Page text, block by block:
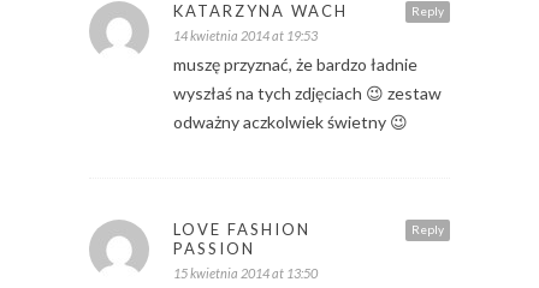
Reply
KATARZYNA WACH
14 kwietnia 2014 at 19:53
muszę przyznać, że bardzo ładnie
wyszłaś na tych zdjęciach 😉 zestaw
odważny aczkolwiek świetny 😉
Reply
LOVE FASHION
PASSION
15 kwietnia 2014 at 13:50